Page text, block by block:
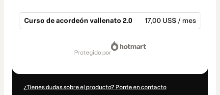
Curso de acordeón vallenato 2.0 17,00 US$ / mes
protegido por
¿Tienes dudas sobre el producto? Ponte en contacto